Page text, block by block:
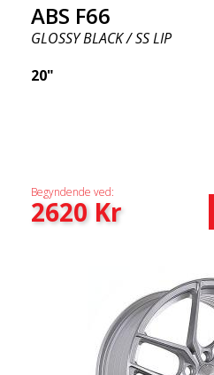
ABS F66
GLOSSY BLACK / SS LIP
20"
Begyndende ved:
2620Kr